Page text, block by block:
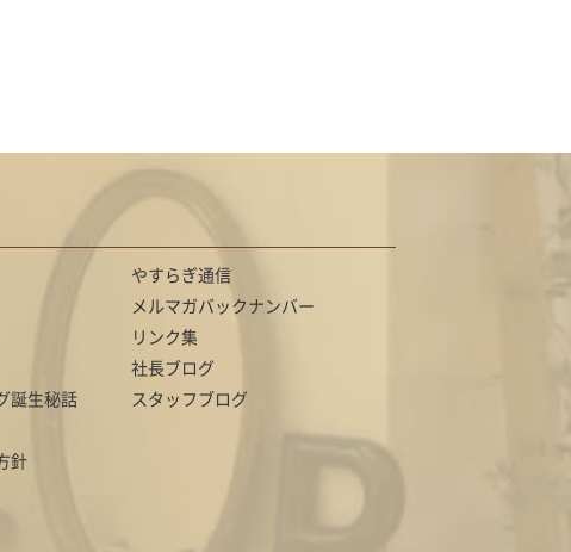
誕生秘話
針
やすらぎ通信
メルマガバックナンバー
リンク集
社長ブログ
スタッフブログ